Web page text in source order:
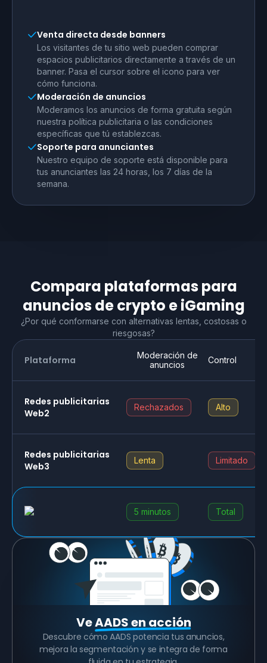
Venta directa desde banners
Los visitantes de tu sitio web pueden comprar
espacios publicitarios directamente a través de un
banner. Pasa el cursor sobre el icono para ver
cómo funciona.
Moderación de anuncios
Moderamos los anuncios de forma gratuita según
nuestra política publicitaria o las condiciones
específicas que tú establezcas.
Soporte para anunciantes
Nuestro equipo de soporte está disponible para
tus anunciantes las 24 horas, los 7 días de la
semana.
Compara plataformas para
anuncios de crypto e iGaming
¿Por qué conformarse con alternativas lentas, costosas o
riesgosas?
Plataforma
Moderación de
anuncios
Control
Redes publicitarias
Web2
Rechazados Alto
Redes publicitarias
Web3
Lenta Limitado
5 minutos Total
VeAADS en acción
Descubre cómo AADS potencia tus anuncios,
mejora la segmentación y se integra de forma